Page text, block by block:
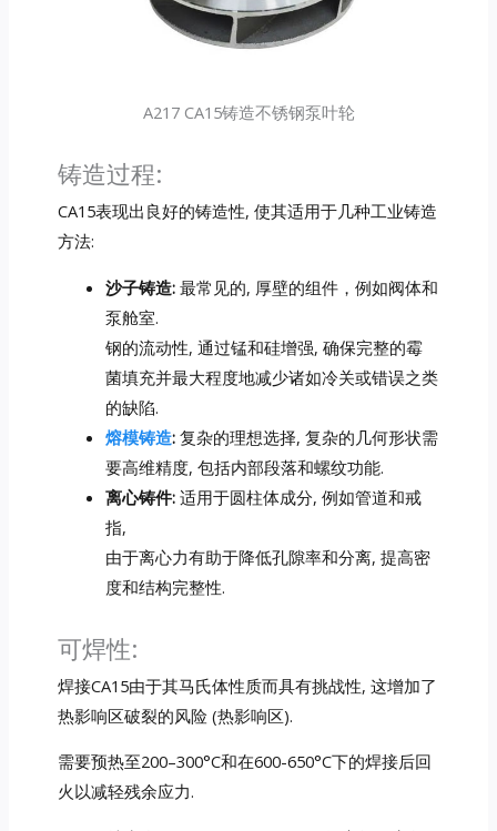
A217 CA15铸造不锈钢泵叶轮
铸造过程:
CA15表现出良好的铸造性, 使其适用于几种工业铸造
方法:
沙子铸造: 最常见的, 厚壁的组件，例如阀体和
泵舱室.
钢的流动性, 通过锰和硅增强, 确保完整的霉
菌填充并最大程度地减少诸如冷关或错误之类
的缺陷.
熔模铸造: 复杂的理想选择, 复杂的几何形状需
要高维精度, 包括内部段落和螺纹功能.
离心铸件: 适用于圆柱体成分, 例如管道和戒
指,
由于离心力有助于降低孔隙率和分离, 提高密
度和结构完整性.
可焊性:
焊接CA15由于其马氏体性质而具有挑战性, 这增加了
热影响区破裂的风险 (热影响区).
需要预热至200–300°C和在600-650°C下的焊接后回
火以减轻残余应力.